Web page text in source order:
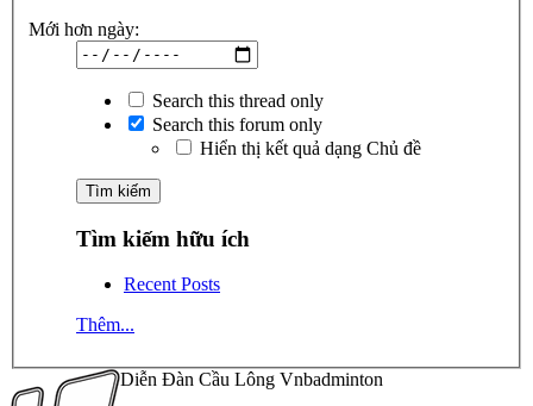
Mới hơn ngày:
Search this thread only
Search this forum only
Hiển thị kết quả dạng Chủ đề
Tìm kiếm hữu ích
Recent Posts
Thêm...
Diễn Đàn Cầu Lông Vnbadminton